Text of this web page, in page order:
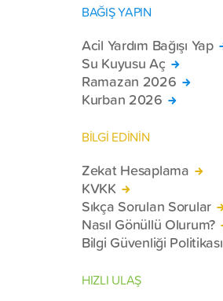
BAĞIŞ YAPIN
Acil Yardım Bağışı Yap
Su Kuyusu Aç
Ramazan 2026
Kurban 2026
BİLGİ EDİNİN
Zekat Hesaplama
KVKK
Sıkça Sorulan Sorular
Nasıl Gönüllü Olurum?
Bilgi Güvenliği Politikası
HIZLI ULAŞ